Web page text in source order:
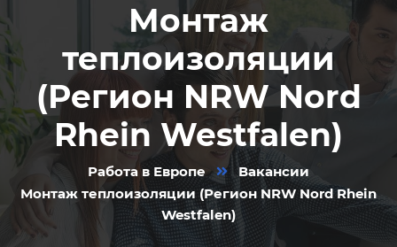
Монтаж
теплоизоляции
(Регион NRW Nord
Rhein Westfalen)
Работа в Европе
Вакансии
Монтаж теплоизоляции (Регион NRW Nord Rhein
Westfalen)